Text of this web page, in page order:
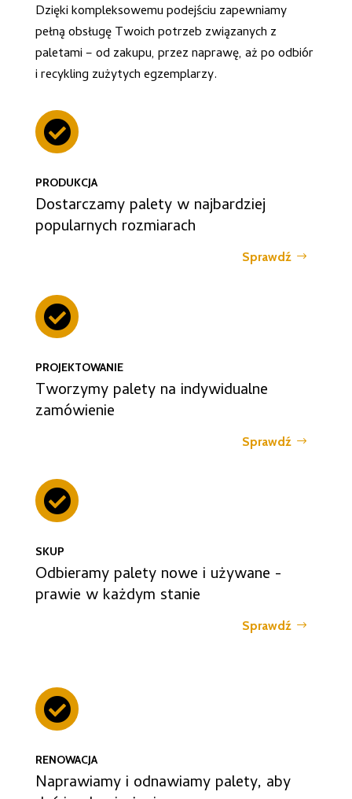
Dzięki kompleksowemu podejściu zapewniamy
pełną obsługę Twoich potrzeb związanych z
paletami – od zakupu, przez naprawę, aż po odbiór
i recykling zużytych egzemplarzy.

PRODUKCJA
Dostarczamy palety w najbardziej
popularnych rozmiarach
Sprawdź

PROJEKTOWANIE
Tworzymy palety na indywidualne
zamówienie
Sprawdź

SKUP
Odbieramy palety nowe i używane -
prawie w każdym stanie
Sprawdź

RENOWACJA
Naprawiamy i odnawiamy palety, aby